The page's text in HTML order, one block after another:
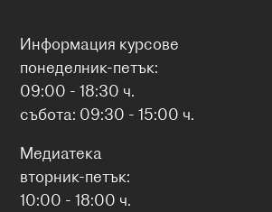
Информация курсове
понеделник-петък:
09:00 - 18:30 ч.
събота: 09:30 - 15:00 ч.
Медиатека
вторник-петък:
10:00 - 18:00 ч.